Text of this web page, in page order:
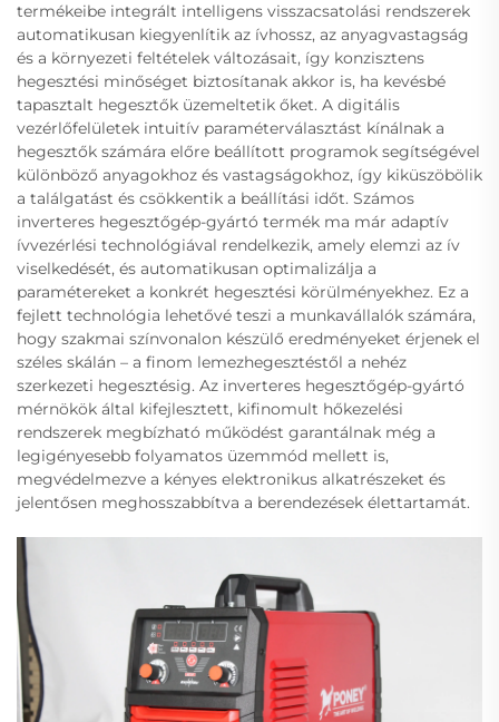
termékeibe integrált intelligens visszacsatolási rendszerek
automatikusan kiegyenlítik az ívhossz, az anyagvastagság
és a környezeti feltételek változásait, így konzisztens
hegesztési minőséget biztosítanak akkor is, ha kevésbé
tapasztalt hegesztők üzemeltetik őket. A digitális
vezérlőfelületek intuitív paraméterválasztást kínálnak a
hegesztők számára előre beállított programok segítségével
különböző anyagokhoz és vastagságokhoz, így kiküszöbölik
a találgatást és csökkentik a beállítási időt. Számos
inverteres hegesztőgép-gyártó termék ma már adaptív
ívvezérlési technológiával rendelkezik, amely elemzi az ív
viselkedését, és automatikusan optimalizálja a
paramétereket a konkrét hegesztési körülményekhez. Ez a
fejlett technológia lehetővé teszi a munkavállalók számára,
hogy szakmai színvonalon készülő eredményeket érjenek el
széles skálán – a finom lemezhegesztéstől a nehéz
szerkezeti hegesztésig. Az inverteres hegesztőgép-gyártó
mérnökök által kifejlesztett, kifinomult hőkezelési
rendszerek megbízható működést garantálnak még a
legigényesebb folyamatos üzemmód mellett is,
megvédelmezve a kényes elektronikus alkatrészeket és
jelentősen meghosszabbítva a berendezések élettartamát.